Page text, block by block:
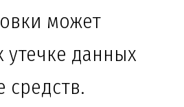
может
утечке данных
средств.